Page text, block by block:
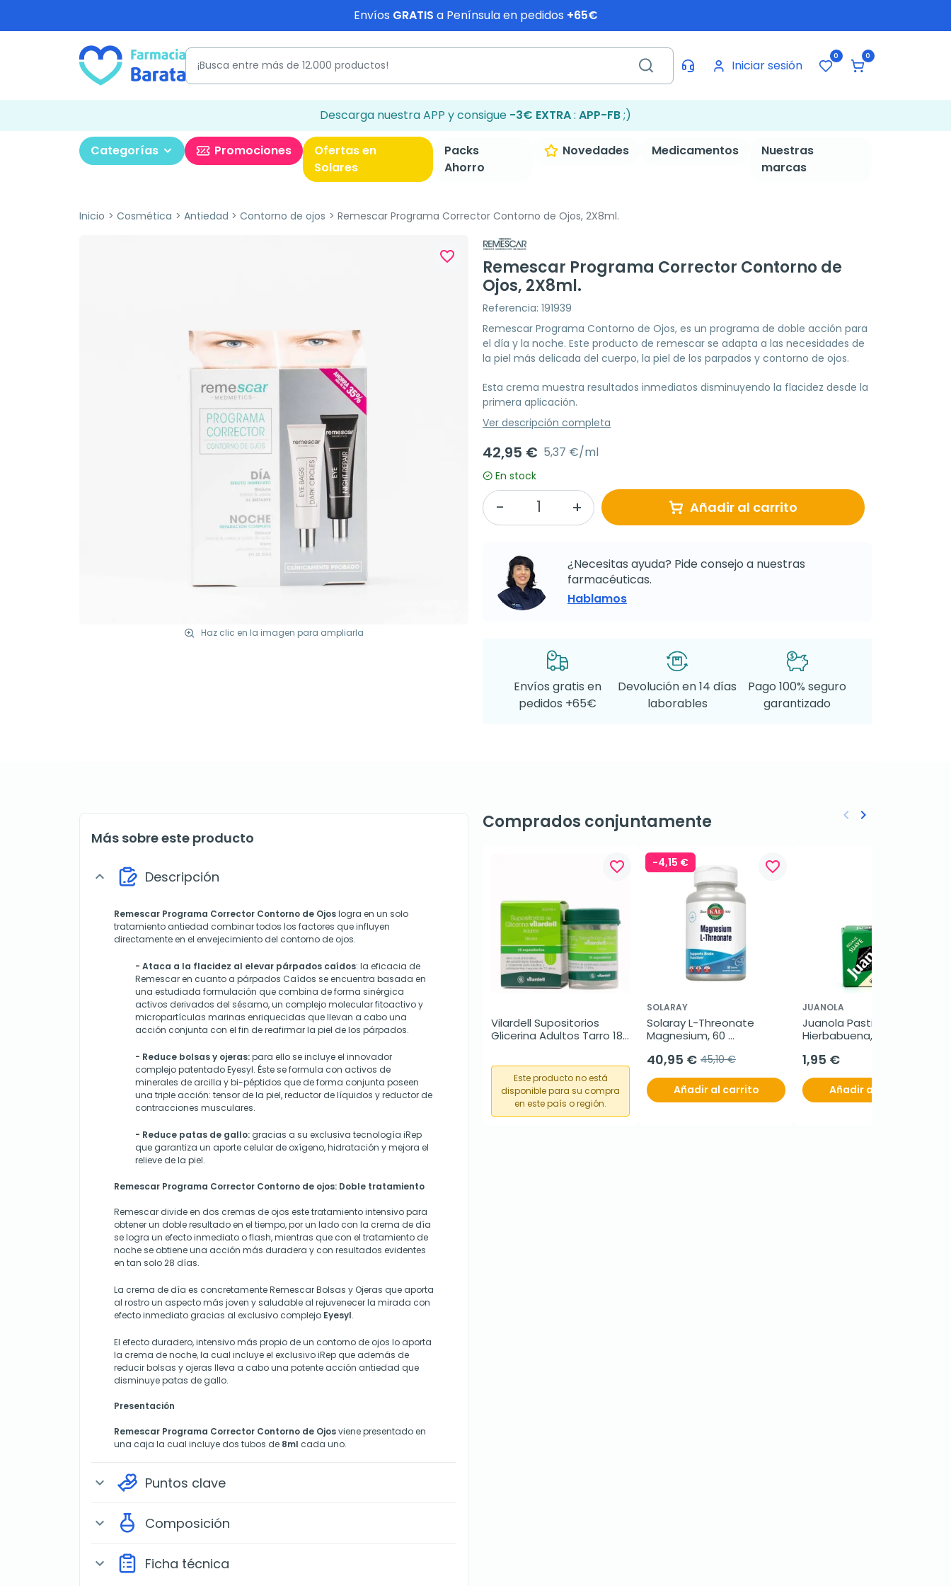
Envíos GRATIS a Península en pedidos +65€
Iniciar sesión
0 0
Descarga nuestra APP y consigue -3€ EXTRA: APP-FB;)
Categorías Promociones
Ofertas en
Solares
Packs
Ahorro
Novedades Medicamentos
Nuestras
marcas
Inicio Cosmética Antiedad Contorno de ojos Remescar Programa Corrector Contorno de Ojos, 2X8ml.
Haz clic en la imagen para ampliarla
favorite_border
Remescar Programa Corrector Contorno de
Ojos, 2X8ml.
Referencia: 191939
Remescar Programa Contorno de Ojos, es un programa de doble acción para
el día y la noche. Este producto de remescar se adapta a las necesidades de
la piel más delicada del cuerpo, la piel de los parpados y contorno de ojos.
Esta crema muestra resultados inmediatos disminuyendo la flacidez desde la
primera aplicación.
Ver descripción completa
42,95 € 5,37 €/ml
En stock
Añadir al carrito
¿Necesitas ayuda? Pide consejo a nuestras
farmacéuticas.
Hablamos
Envíos gratis en
pedidos +65€
Devolución en 14 días
laborables
Pago 100% seguro
garantizado
Más sobre este producto
expand_more Descripción
Remescar Programa Corrector Contorno de Ojoslogra en un solo
tratamiento antiedad combinar todos los factores que influyen
directamente en el envejecimiento del contorno de ojos.
- Ataca a la flacidez al elevar párpados caídos: la eficacia de
Remescar en cuanto a párpados Caídos se encuentra basada en
una estudiada formulación que combina de forma sinérgica
activos derivados del sésamo, un complejo molecular fitoactivo y
micropartículas marinas enriquecidas que llevan a cabo una
acción conjunta con el fin de reafirmar la piel de los párpados.
- Reduce bolsas y ojeras:para ello se incluye el innovador
complejo patentado Eyesyl. Éste se formula con activos de
minerales de arcilla y bi-péptidos que de forma conjunta poseen
una triple acción: tensor de la piel, reductor de líquidos y reductor de
contracciones musculares.
- Reduce patas de gallo: gracias a su exclusiva tecnología iRep
que garantiza un aporte celular de oxígeno, hidratación y mejora el
relieve de la piel.
Remescar Programa Corrector Contorno de ojos: Doble tratamiento
Remescar divide en dos cremas de ojos este tratamiento intensivo para
obtener un doble resultado en el tiempo, por un lado con la crema de día
se logra un efecto inmediato o flash, mientras que con el tratamiento de
noche se obtiene una acción más duradera y con resultados evidentes
en tan solo 28 días.
La crema de día es concretamente Remescar Bolsas y Ojeras que aporta
al rostro un aspecto más joven y saludable al rejuvenecer la mirada con
efecto inmediato gracias al exclusivo complejo Eyesyl.
El efecto duradero, intensivo más propio de un contorno de ojos lo aporta
la crema de noche, la cual incluye el exclusivo iRep que además de
reducir bolsas y ojeras lleva a cabo una potente acción antiedad que
disminuye patas de gallo.
Presentación
Remescar Programa Corrector Contorno de Ojosviene presentado en
una caja la cual incluye dos tubos de 8ml cada uno.
expand_more Puntos clave
expand_more Composición
expand_more Ficha técnica
Comprados conjuntamente
favorite_border
Vilardell Supositorios
Glicerina Adultos Tarro 18
Este producto no está
disponible para su compra
en este país o región.
-4,15 € favorite_border
SOLARAY
Solaray L-Threonate
Magnesium, 60
40,95 € 45,10 €
Añadir al carrito
JUANOLA
Juanola Pastillas
Hierbabuena, 5,4 g.
1,95 €
Añadir al carrito
Anterior
keyboard_arrow_left Siguiente
keyboard_arrow_right